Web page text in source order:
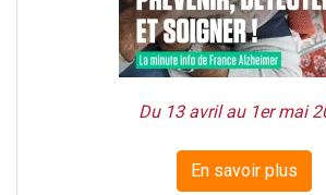
Du 13 avril au 1er mai
En savoir plus